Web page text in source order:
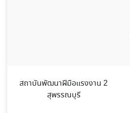
สถาบันพัฒนาฝีมือแรงงาน 2
สุพรรณบุรี